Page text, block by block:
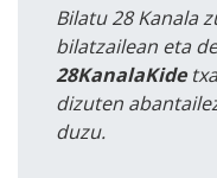
Bilatu 28 Kanala
bilatzailean eta
28KanalaKide
dizuten
duzu.